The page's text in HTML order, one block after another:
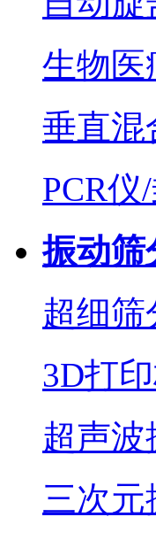
生物医
垂直混
PCR仪
振动筛
超细筛
3D打
超声波
三次元